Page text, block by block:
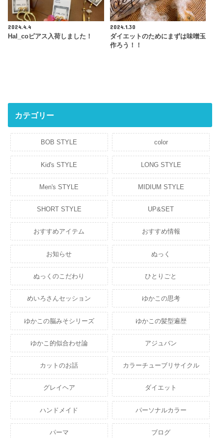
2024.4.4
Hal_coピアス入荷しました！
2024.1.30
ダイエットのためにまずは味噌玉
作ろう！！
カテゴリー
BOB STYLE color
Kid's STYLE LONG STYLE
Men's STYLE MIDIUM STYLE
SHORT STYLE UP&SET
おすすめアイテム おすすめ情報
お知らせ ぬっく
ぬっくのこだわり ひとりごと
めいろさんセッション ゆかこの思考
ゆかこの脳みそシリーズ ゆかこの髪型遍歴
ゆかこ的似合わせ論 アジュバン
カットのお話 カラーチューブリサイクル
グレイヘア ダイエット
ハンドメイド パーソナルカラー
パーマ ブログ